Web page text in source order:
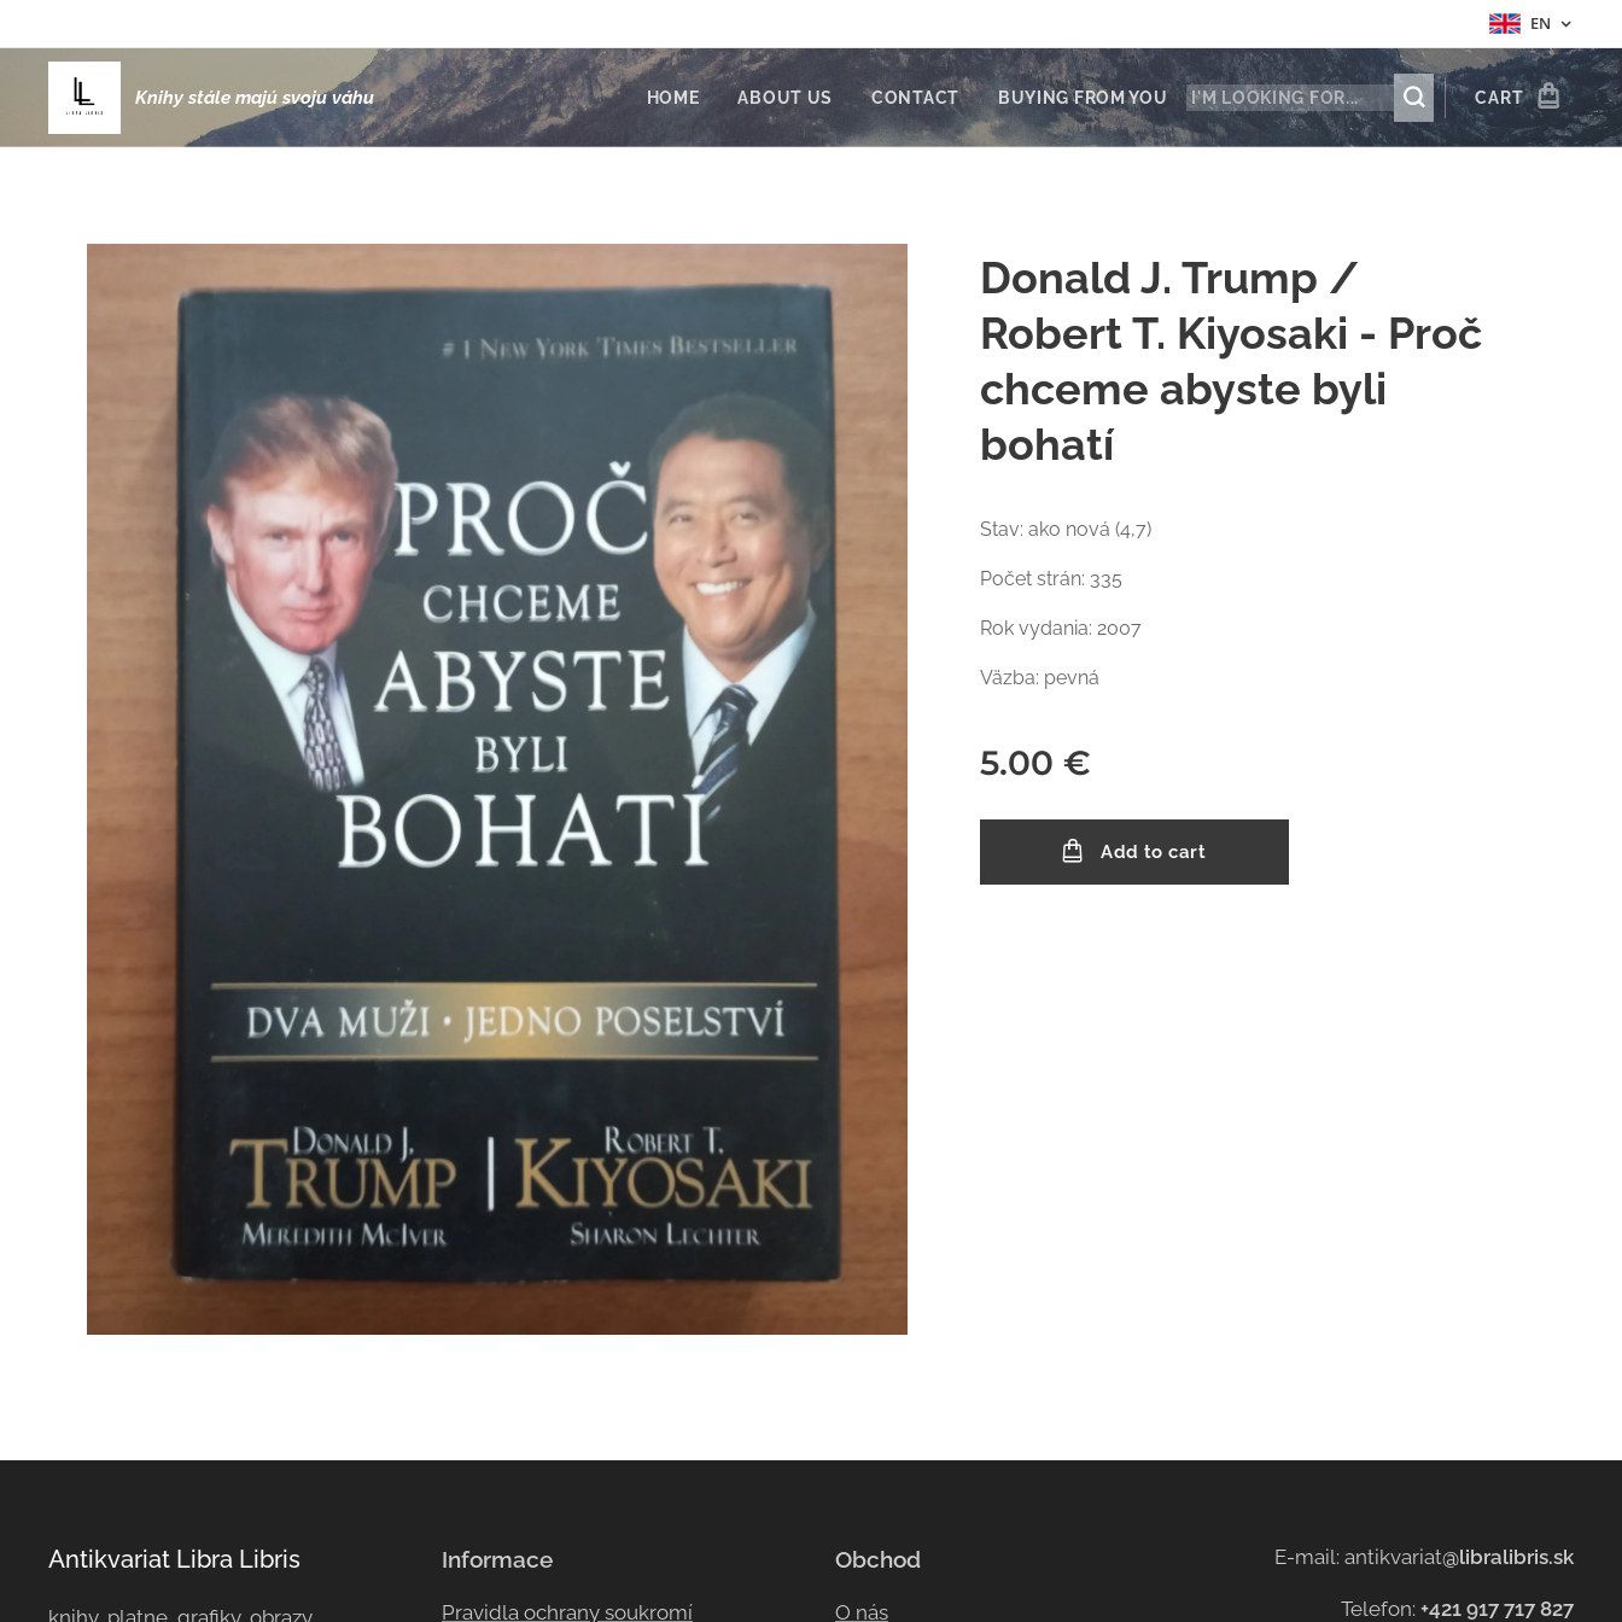
EN
Knihy stále majú svoju váhu HOME ABOUT US CONTACT BUYING FROM YOU CART
Donald J. Trump /
Robert T. Kiyosaki - Proč
chceme abyste byli
bohatí
Stav: ako nová (4,7)
Počet strán: 335
Rok vydania: 2007
Väzba: pevná
5.00 €
Add to cart
Antikvariat Libra Libris Informace
Pravidla ochrany soukromí
Obchod
O nás
E-mail: antikvariat@libralibris.sk
Telefon: +421 917 717 827